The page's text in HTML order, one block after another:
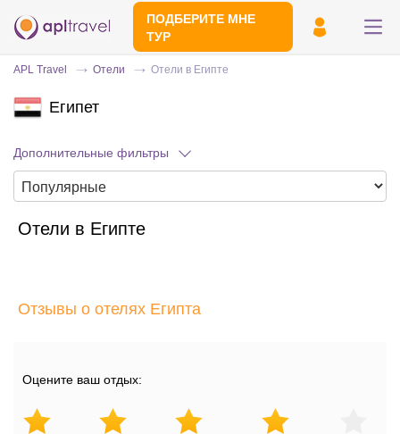
ПОДБЕРИТЕ МНЕ
ТУР
минут
APL Travel Отели Отели в Египте
Египет
Дополнительные фильтры
Отели в Египте
Отзывы о отелях Египта
Оцените ваш отдых: